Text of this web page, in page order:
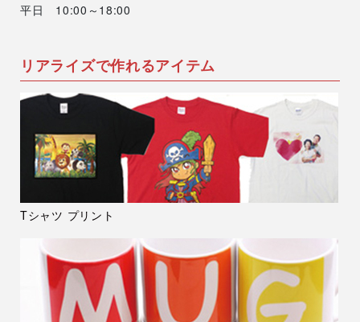
平日 10:00～18:00
リアライズで作れるアイテム
Tシャツ プリント